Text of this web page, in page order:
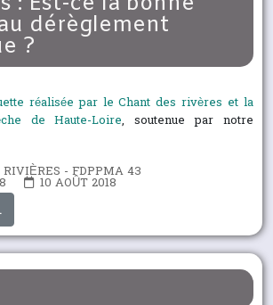
dérèglement
?
réalisée par le Chant des rivères et la
de Haute-Loire, soutenue par notre
- FDPPMA 43
10 AOÛT 2018